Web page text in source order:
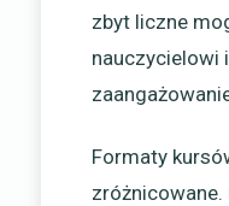
zbyt liczne
nauczycielowi
Formaty